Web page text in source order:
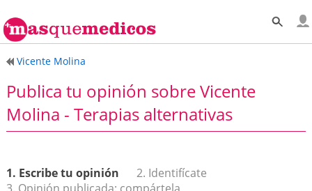
Vicente Molina
Publica tu opinión sobre Vicente
Molina - Terapias alternativas
1. Escribe tu opinión
2. Identifícate